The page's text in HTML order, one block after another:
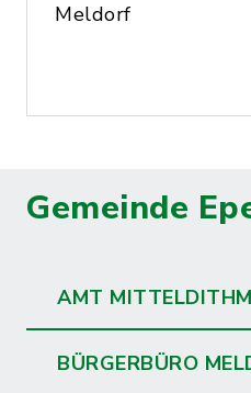
Meldorf
Gemeinde
AMT
BÜRGERBÜRO